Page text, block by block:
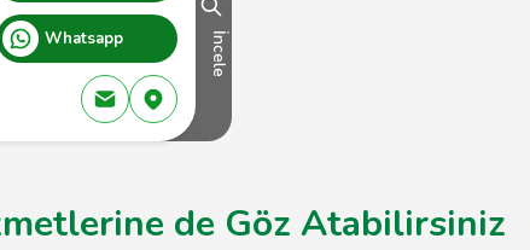
Whatsapp İncele
de Göz Atabilirsiniz